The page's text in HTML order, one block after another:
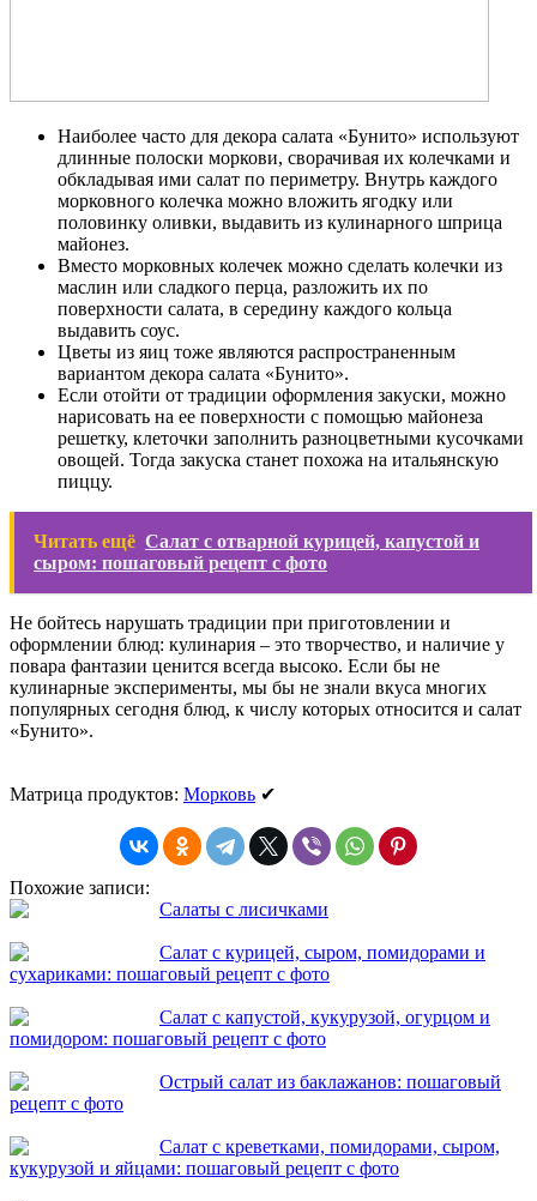
Наиболее часто для декора салата «Бунито» используют
длинные полоски моркови, сворачивая их колечками и
обкладывая ими салат по периметру. Внутрь каждого
морковного колечка можно вложить ягодку или
половинку оливки, выдавить из кулинарного шприца
майонез.
Вместо морковных колечек можно сделать колечки из
маслин или сладкого перца, разложить их по
поверхности салата, в середину каждого кольца
выдавить соус.
Цветы из яиц тоже являются распространенным
вариантом декора салата «Бунито».
Если отойти от традиции оформления закуски, можно
нарисовать на ее поверхности с помощью майонеза
решетку, клеточки заполнить разноцветными кусочками
овощей. Тогда закуска станет похожа на итальянскую
пиццу.
Читать ещё Салат с отварной курицей, капустой и
сыром: пошаговый рецепт с фото
Не бойтесь нарушать традиции при приготовлении и
оформлении блюд: кулинария – это творчество, и наличие у
повара фантазии ценится всегда высоко. Если бы не
кулинарные эксперименты, мы бы не знали вкуса многих
популярных сегодня блюд, к числу которых относится и салат
«Бунито».
Матрица продуктов: Морковь ✔
Похожие записи:
Салаты с лисичками
Салат с курицей, сыром, помидорами и
сухариками: пошаговый рецепт с фото
Салат с капустой, кукурузой, огурцом и
помидором: пошаговый рецепт с фото
Острый салат из баклажанов: пошаговый
рецепт с фото
Салат с креветками, помидорами, сыром,
кукурузой и яйцами: пошаговый рецепт с фото